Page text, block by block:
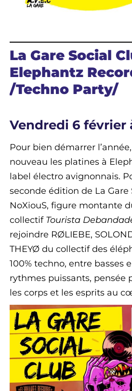
La Gare Social
Elephantz
/Techno Party/
Vendredi 6 février
Pour bien démarrer
nouveau les platines à
label électro avignonnais.
seconde édition de La Gare
NoXiouS, figure montante
collectif Tourista
rejoindre RØLIEBE,
THEYØ du collectif des
100% techno, entre basses
rythmes puissants, pensée
les corps et les esprits au